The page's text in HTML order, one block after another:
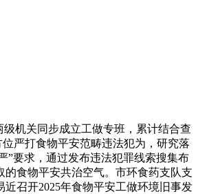
机关同步成立工做专班，累计结合查
严打食物平安范畴违法犯为，研究落
”要求，通过发布违法犯罪线索搜集布
食物平安共治空气。市环食药支队支
召开2025年食物平安工做环境旧事发